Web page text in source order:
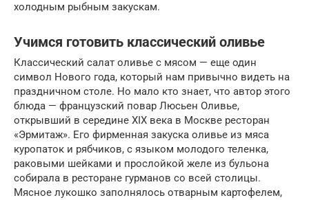
холодным рыбным закускам.
Учимся готовить классический оливье
Классический салат оливье с мясом — еще один
символ Нового года, который нам привычно видеть на
праздничном столе. Но мало кто знает, что автор этого
блюда — французский повар Люсьен Оливье,
открывший в середине XIX века в Москве ресторан
«Эрмитаж». Его фирменная закуска оливье из мяса
куропаток и рябчиков, с языком молодого теленка,
раковыми шейками и прослойкой желе из бульона
собирала в ресторане гурманов со всей столицы.
Мясное лукошко заполнялось отварным картофелем,